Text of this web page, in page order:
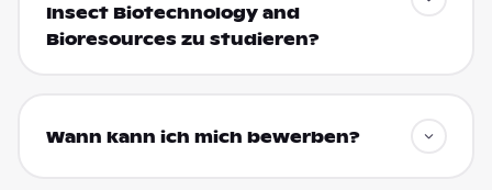
Insect Biotechnology and
Bioresources zu studieren?
Wann kann ich mich bewerben?